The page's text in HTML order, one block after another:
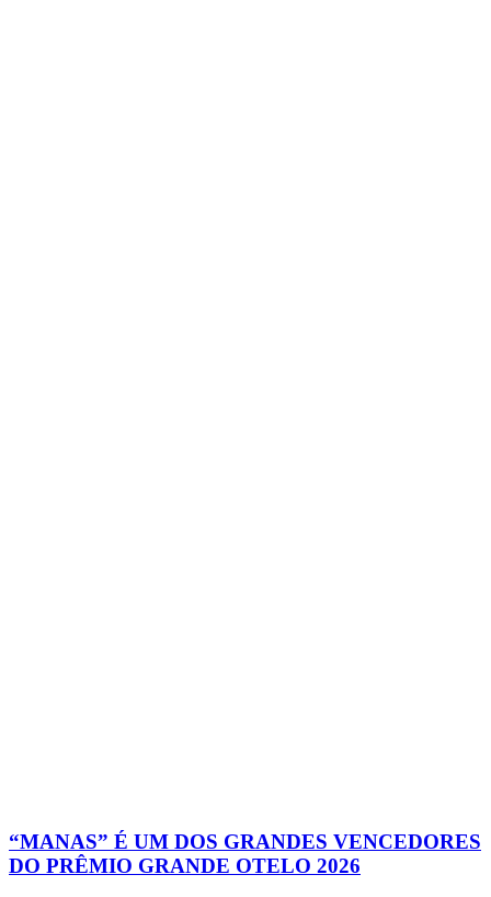
“MANAS” É UM DOS GRANDES VENCEDORES
DO PRÊMIO GRANDE OTELO 2026